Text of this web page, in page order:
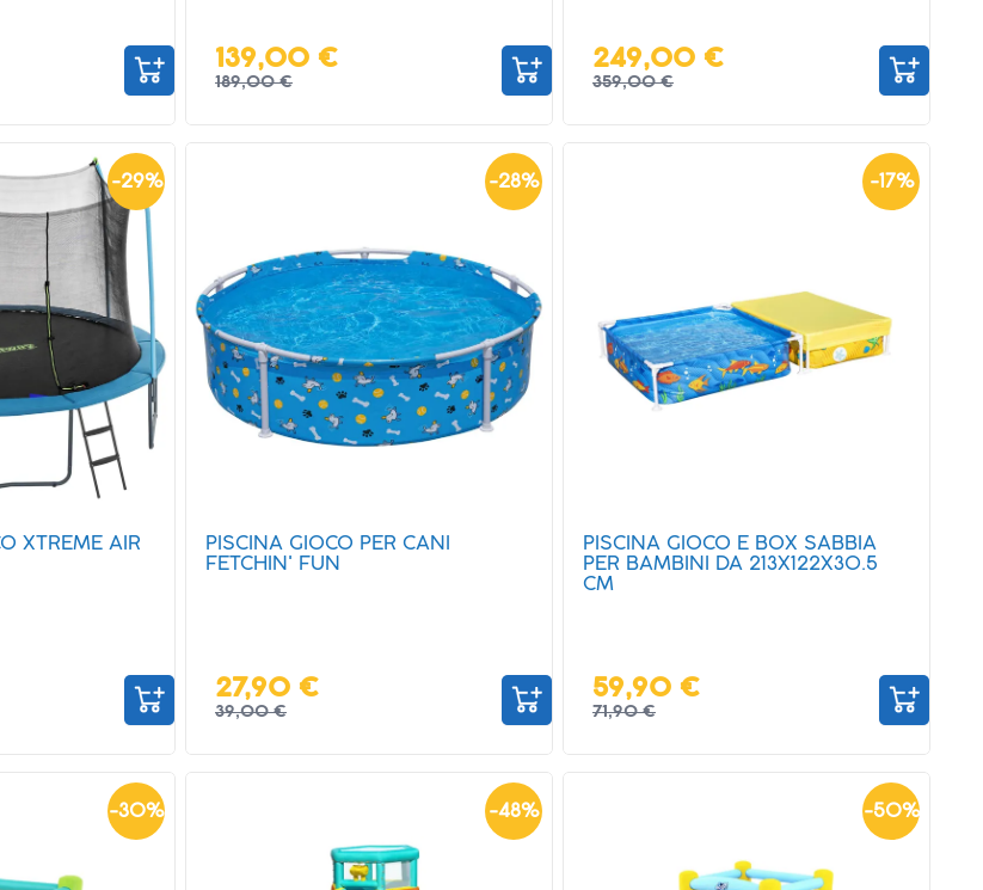
139,00 €
189,00 €
249,00 €
359,00 €
-29%
XTREME AIR
-28%
PISCINA GIOCO PER CANI
FETCHIN' FUN
27,90 €
39,00 €
-17%
PISCINA GIOCO E BOX SABBIA
PER BAMBINI DA 213X122X30.5
CM
59,90 €
71,90 €
-30% -48% -50%